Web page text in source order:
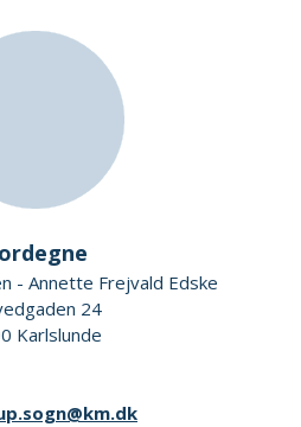
- Annette Frejvald Edske
24
Karlslunde